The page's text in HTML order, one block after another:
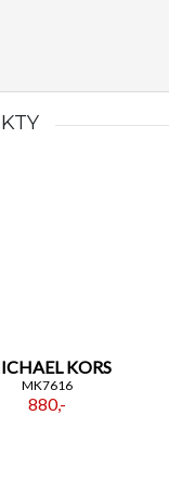
KORS
MK7616
880,-